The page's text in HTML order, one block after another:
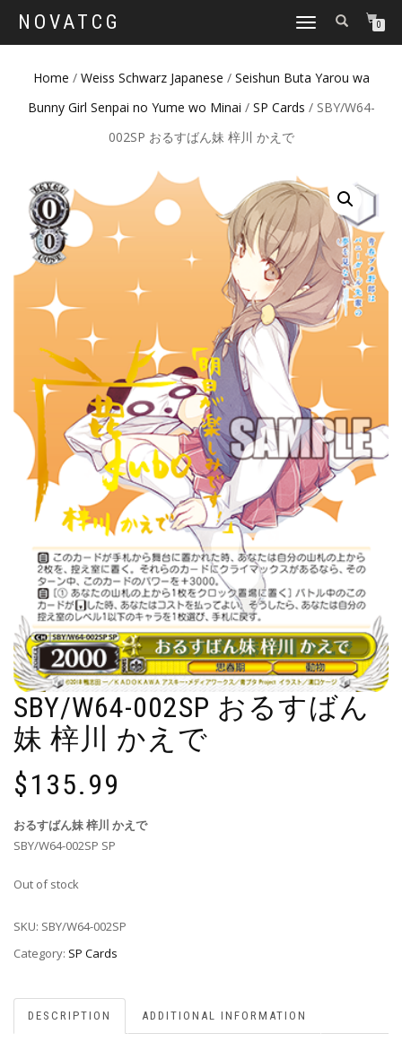
NOVATCG
TOGGLE
0
Home / Weiss Schwarz Japanese / Seishun Buta Yarou wa
Bunny Girl Senpai no Yume wo Minai / SP Cards / SBY/W64-
002SP おるすばん妹 梓川 かえで
SBY/W64-002SP おるすばん
妹 梓川 かえで
$135.99
おるすばん妹 梓川 かえで
SBY/W64-002SP SP
Out of stock
SKU: SBY/W64-002SP
Category: SP Cards
DESCRIPTION ADDITIONAL INFORMATION